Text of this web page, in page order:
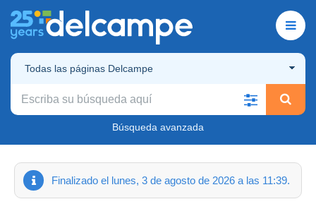
Todas las páginas Delcampe
Búsqueda avanzada
Finalizado el lunes, 3 de agosto de 2026 a las 11:39.